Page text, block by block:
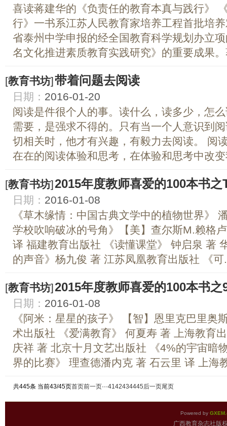
喜读蒋建华的《负责任的教育本真与践行》
行》一书系江苏人民教育家培养工程首批培
省泰州中学申报的经全国教育科学规划办立
名文化推进素质教育实践研究》的重要成果
[教育书坊]带着问题去阅读
日期： 2016-01-20
阅读是件很个人的事。读什么，读多少，怎
需要，是强求不得的。只有当一个人意识到
切相关时，他才有兴趣，有毅力去阅读。 阅
在在的阅读体验和思考，在体验和思考中改
[教育书坊]2015年度教师喜爱的100本书之
日期： 2016-01-08
《草木缘情：中国古典文学中的植物世界》
学校吹响破冰的号角》【美】查尔斯M.赖格
译 福建教育出版社 《读懂课堂》 钟启泉 著
的声音》杨九俊 著 江苏凤凰教育出版社 《可
[教育书坊]2015年度教师喜爱的100本书之
日期： 2016-01-08
《阿米：星星的孩子》 【智】恩里克巴里奥
术出版社 《爱满教育》 何夏寿 著 上海教育
庆祥 著 北京十月文艺出版社 《4%的宇宙暗
界的比赛》 理查德潘内克 著 石云里 译 上海
共445条 当前43/45页首页前一页···4142434445后一页尾页
Powered by
广西教育杂志